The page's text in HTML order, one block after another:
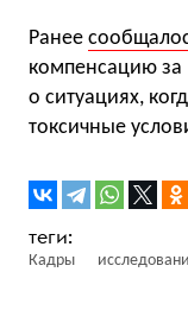
Ранее
компенсацию за
о ситуациях,
токсичные
Кадры